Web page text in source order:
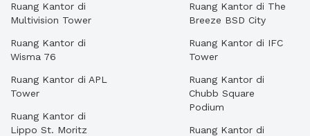
Ruang Kantor di
Multivision Tower
Ruang Kantor di
Wisma 76
Ruang Kantor di APL
Tower
Ruang Kantor di
Lippo St. Moritz
Ruang Kantor di The
Breeze BSD City
Ruang Kantor di IFC
Tower
Ruang Kantor di
Chubb Square
Podium
Ruang Kantor di